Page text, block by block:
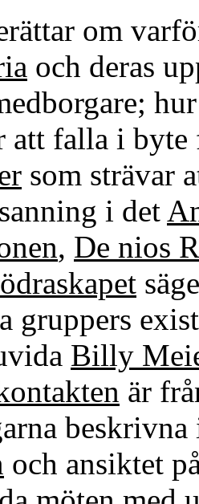
om
och deras
att falla i
som strävar
i det
, De nios
gruppers
Billy
är
och ansiktet